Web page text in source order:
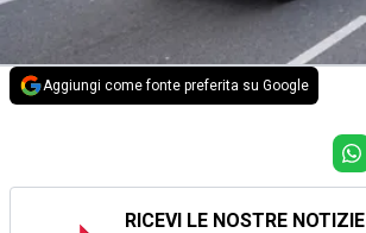
Aggiungi come fonte preferita su Google
RICEVI LE NOSTRE NOTIZIE